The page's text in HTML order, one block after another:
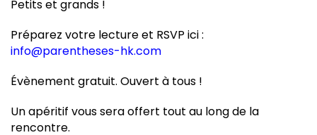
Petits et grands !
Préparez votre lecture et RSVP ici :
info@parentheses-hk.com
Évènement gratuit. Ouvert à tous !
Un apéritif vous sera offert tout au long de la
rencontre.